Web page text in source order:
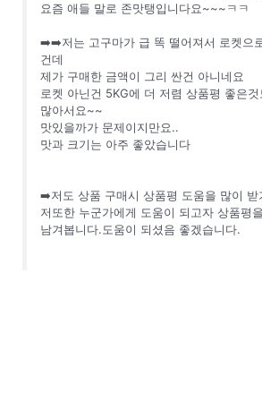
요즘 애들 말로 존맛탱입니다요~~~ㅋㅋ
➡️➡️저는 고구마가 급 똑 떨어져서 로켓으
건데
제가 구매한 금액이 그리 싼건 아니네요
로켓 아닌건 5KG에 더 저렴 상품평 좋은것
많아서요~~
맛있을까가 문제이지만요..
맛과 크기는 아주 좋았습니다
➡️저도 상품 구매시 상품평 도움을 많이 받
저또한 누군가에게 도움이 되고자 상품평을
남겨봅니다.도움이 되셨음 좋겠습니다.